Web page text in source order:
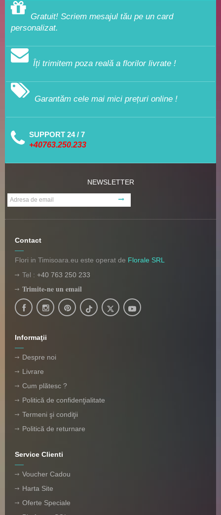
Gratuit! Scriem mesajul tău pe un card
personalizat.
Îți trimitem poza reală a florilor livrate !
Garantăm cele mai mici prețuri online !
SUPPORT 24 / 7
+40763.250.233
NEWSLETTER
Contact
Flori in Timisoara.eu este operat de Florale SRL
Tel : +40 763 250 233
Trimite-ne un email
Informaţii
Despre noi
Livrare
Cum plătesc ?
Politică de confidenţialitate
Termeni şi condiţii
Politică de returnare
Service Clienti
Voucher Cadou
Harta Site
Oferte Speciale